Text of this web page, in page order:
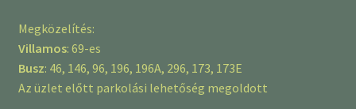
Megközelítés:
Villamos: 69-es
Busz: 46, 146, 96, 196, 196A, 296, 173, 173E
Az üzlet előtt parkolási lehetőség megoldott